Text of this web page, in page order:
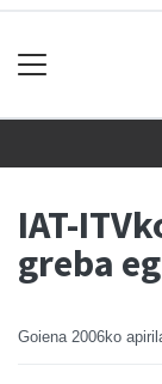
IAT-
greba
Goiena 2006ko